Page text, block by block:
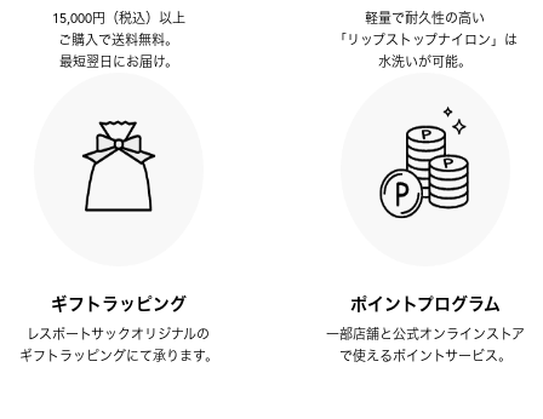
15,000円（税込）以上
ご購入で送料無料。
最短翌日にお届け。
軽量で耐久性の高い
「リップストップナイロン」は
水洗いが可能。
ギフトラッピング
レスポートサックオリジナルの
ギフトラッピングにて承ります。
ポイントプログラム
一部店舗と公式オンラインストア
で使えるポイントサービス。